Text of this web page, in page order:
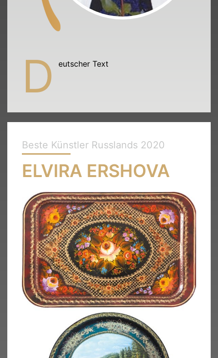
D eutscher Text
Beste Künstler Russlands 2020
ELVIRA ERSHOVA